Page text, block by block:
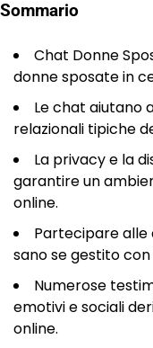
Sommario
Chat Donne
donne sposate in
Le chat aiutano
relazionali tipiche
La privacy e la
garantire un
online.
Partecipare
sano se gestito
Numerose
emotivi e sociali
online.